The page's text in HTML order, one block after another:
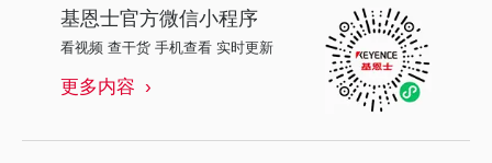
基恩士官方微信小程序
看视频 查干货 手机查看 实时更新
更多内容